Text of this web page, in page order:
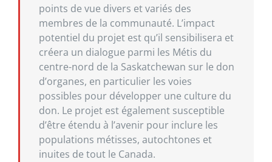
points de vue divers et variés des
membres de la communauté. L’impact
potentiel du projet est qu’il sensibilisera et
créera un dialogue parmi les Métis du
centre-nord de la Saskatchewan sur le don
d’organes, en particulier les voies
possibles pour développer une culture du
don. Le projet est également susceptible
d’être étendu à l’avenir pour inclure les
populations métisses, autochtones et
inuites de tout le Canada.